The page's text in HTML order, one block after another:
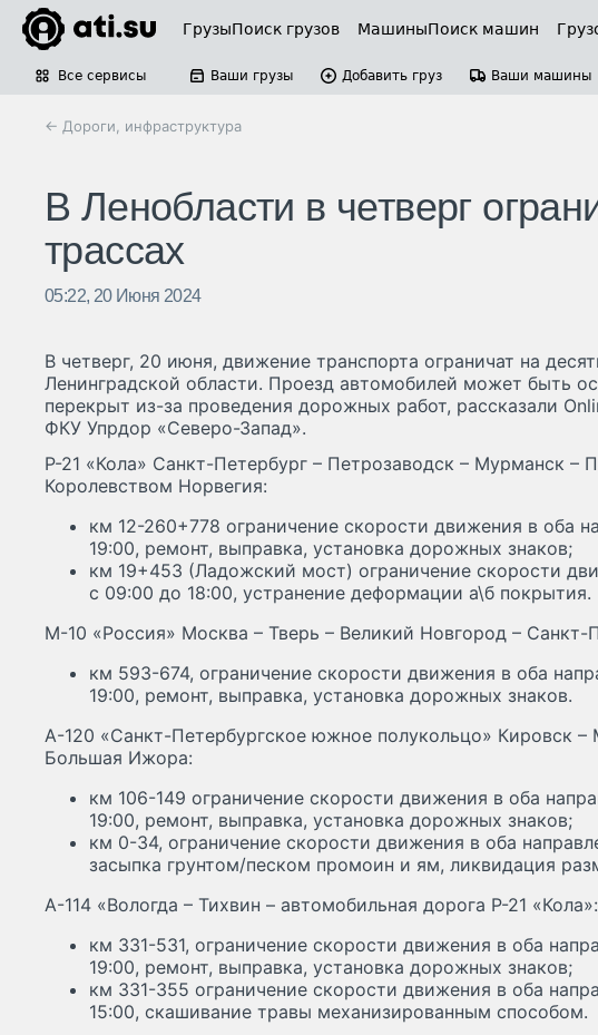
ГрузыПоиск грузов МашиныПоиск машин
Все сервисы Ваши грузы Добавить груз Ваши машины
← Дороги, инфраструктура
В Ленобласти в четверг
трассах
05:22, 20 Июня 2024
В четверг, 20 июня, движение транспорта ограничат на
Ленинградской области. Проезд автомобилей может быть
перекрыт из-за проведения дорожных работ, рассказали
ФКУ Упрдор «Северо-Запад».
Р-21 «Кола» Санкт-Петербург – Петрозаводск – Мурманск –
Королевством Норвегия:
км 12-260+778 ограничение скорости движения в оба
19:00, ремонт, выправка, установка дорожных знаков;
км 19+453 (Ладожский мост) ограничение скорости
с 09:00 до 18:00, устранение деформации а\б покрытия.
М-10 «Россия» Москва – Тверь – Великий Новгород – Санкт-
км 593-674, ограничение скорости движения в оба
19:00, ремонт, выправка, установка дорожных знаков.
А-120 «Санкт-Петербургское южное полукольцо» Кировск –
Большая Ижора:
км 106-149 ограничение скорости движения в оба
19:00, ремонт, выправка, установка дорожных знаков;
км 0-34, ограничение скорости движения в оба
засыпка грунтом/песком промоин и ям, ликвидация
А-114 «Вологда – Тихвин – автомобильная дорога Р-21 «Кола»:
км 331-531, ограничение скорости движения в оба
19:00, ремонт, выправка, установка дорожных знаков;
км 331-355 ограничение скорости движения в оба
15:00, скашивание травы механизированным способом.